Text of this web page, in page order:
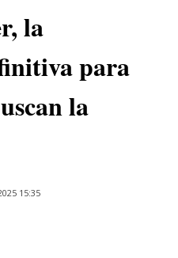
la
para
la
15:35